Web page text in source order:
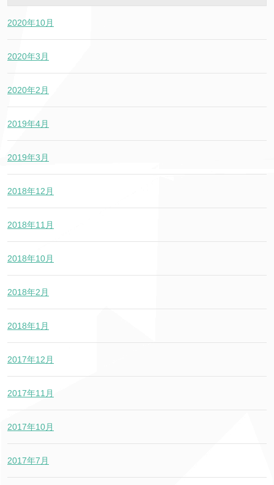
2020年10月
2020年3月
2020年2月
2019年4月
2019年3月
2018年12月
2018年11月
2018年10月
2018年2月
2018年1月
2017年12月
2017年11月
2017年10月
2017年7月